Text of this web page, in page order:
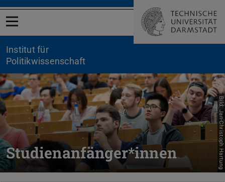
Menü öffnen
Institut für
Politikwissenschaft
Studienanfänger*innen Bild: Jan-Christoph Hartung